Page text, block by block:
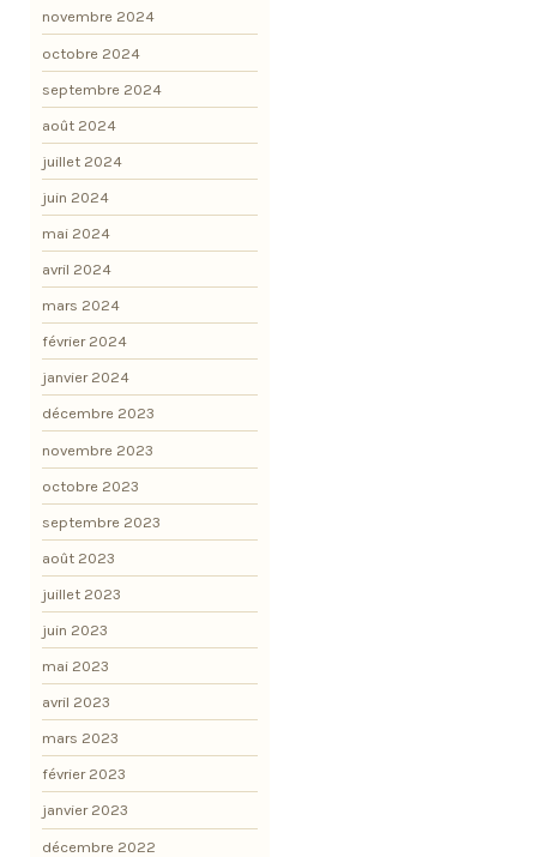
novembre 2024
octobre 2024
septembre 2024
août 2024
juillet 2024
juin 2024
mai 2024
avril 2024
mars 2024
février 2024
janvier 2024
décembre 2023
novembre 2023
octobre 2023
septembre 2023
août 2023
juillet 2023
juin 2023
mai 2023
avril 2023
mars 2023
février 2023
janvier 2023
décembre 2022